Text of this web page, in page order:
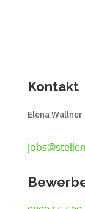
Kontakt
Elena Wallner